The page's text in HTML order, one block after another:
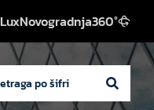
LuxNovogradnja360°